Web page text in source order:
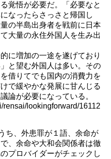
覚悟が必要だ。「必要なと
なったらさっさと帰国し
の半島出身者を戦前に日本
大量の永住外国人を生み出
に増加の一途を遂げており
と望む外国人は多い。その
借りてでも国内の消費力を
で緩やかな発展に甘んじる
論が必要になっている。
rensai/lookingforward/16112
ち、外患罪が１語、余命が
、余命や大和会関係者は徹
プロバイダーがチェックし